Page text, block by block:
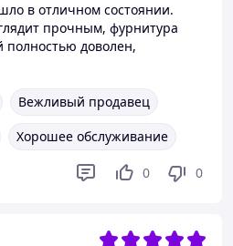
в отличном состоянии.
прочным, фурнитура
полностью доволен,
Вежливый продавец
Хорошее обслуживание
0 0